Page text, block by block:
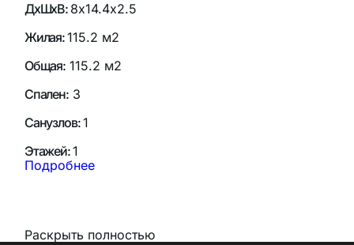
ДхШхВ: 8х14.4х2.5
Жилая:115.2 м2
Общая: 115.2 м2
Спален:3
Санузлов:1
Этажей:1
Подробнее
Раскрыть полностью